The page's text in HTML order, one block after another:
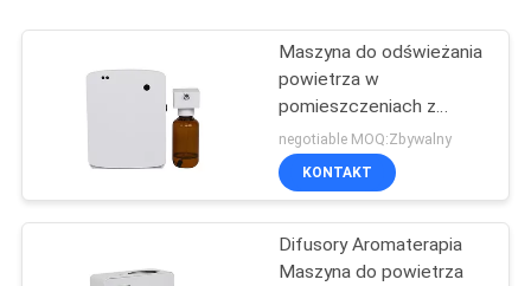
Maszyna do odświeżania
powietrza w
pomieszczeniach z
baterią AA, maszyna do
dyfuzji zapachów do
toalety
negotiable MOQ:Zbywalny
KONTAKT
Difusory Aromaterapia
Maszyna do powietrza